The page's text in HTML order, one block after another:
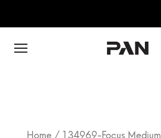
Home/ 134969-Focus Medium